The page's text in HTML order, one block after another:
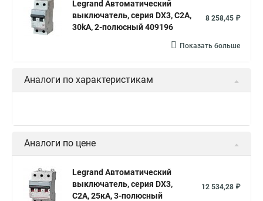
Legrand Автоматический
выключатель, серия DX3, С2A,
30kA, 2-полюсный 409196
8 258,45 ₽
Показать больше
Аналоги по характеристикам
Аналоги по цене
Legrand Автоматический
выключатель, серия DX3,
С2A, 25кА, 3-полюсный
12 534,28 ₽